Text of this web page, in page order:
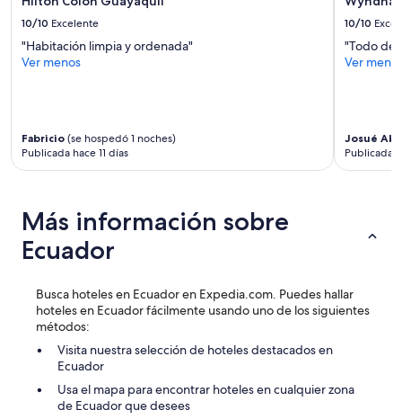
cambios.
Aplican
términos
adicionales.
10/10 Excelente
"Habitación limpia y ordenada"
Ver menos
Fabricio (se hospedó 1 noches)
Publicada hace 11 días
10/10
"Todo de
Ver
Josué
Publicada
Más información sobre
Ecuador
Busca hoteles en Ecuador en Expedia.com. Puedes hallar
hoteles en Ecuador fácilmente usando uno de los siguientes
métodos:
Visita nuestra selección de hoteles destacados en
Ecuador
Usa el mapa para encontrar hoteles en cualquier zona
de Ecuador que desees